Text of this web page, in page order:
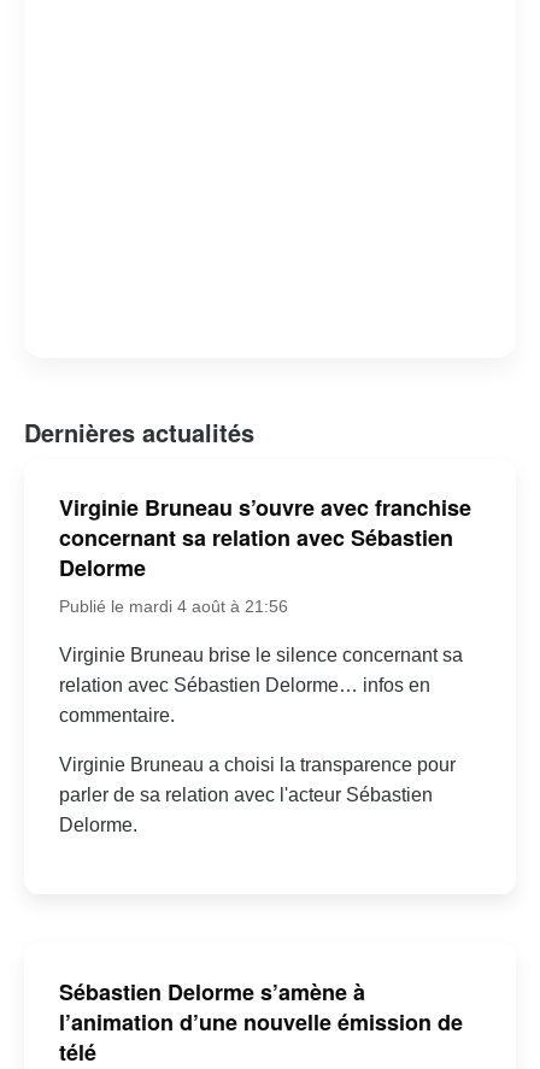
Dernières actualités
Virginie Bruneau s’ouvre avec franchise
concernant sa relation avec Sébastien
Delorme
Publié le mardi 4 août à 21:56
Virginie Bruneau brise le silence concernant sa
relation avec Sébastien Delorme… infos en
commentaire.
Virginie Bruneau a choisi la transparence pour
parler de sa relation avec l'acteur Sébastien
Delorme.
Sébastien Delorme s’amène à
l’animation d’une nouvelle émission de
télé